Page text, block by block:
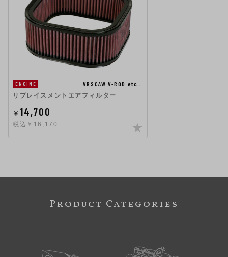
ENGINE
VRSCAW V-ROD etc…
リプレイスメントエアフィルター
￥ 14,700
税込￥16,170
Product Categories